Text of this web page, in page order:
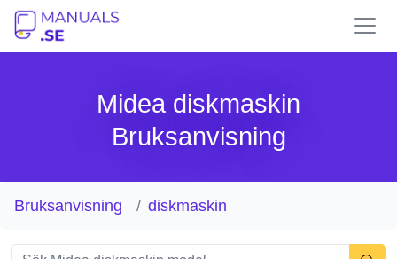
Midea diskmaskin
Bruksanvisning
Bruksanvisning diskmaskin